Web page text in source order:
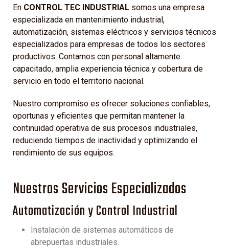
En CONTROL TEC INDUSTRIAL somos una empresa
especializada en mantenimiento industrial,
automatización, sistemas eléctricos y servicios técnicos
especializados para empresas de todos los sectores
productivos. Contamos con personal altamente
capacitado, amplia experiencia técnica y cobertura de
servicio en todo el territorio nacional.
Nuestro compromiso es ofrecer soluciones confiables,
oportunas y eficientes que permitan mantener la
continuidad operativa de sus procesos industriales,
reduciendo tiempos de inactividad y optimizando el
rendimiento de sus equipos.
Nuestros Servicios Especializados
Automatización y Control Industrial
Instalación de sistemas automáticos de
abrepuertas industriales.